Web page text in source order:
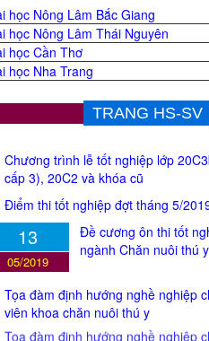
học Nông Lâm Bắc Giang
học Nông Lâm Thái Nguyên
học Cần Thơ
học Nha Trang
TRANG HS-SV
Chương trình lễ tốt nghiệp lớp
Điểm thi tốt nghiệp đợt tháng 5/2019
13
05/2019
Đề cương ôn thi tốt
ngành Chăn nuôi thú y
Tọa đàm định hướng nghề nghiệp
Tọa đàm định hướng nghề nghiệp
sinh viên khoa Chăn nuôi-Thú y